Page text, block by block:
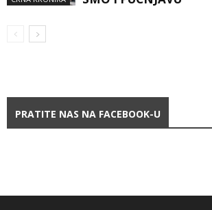
PRATITE NAS NA FACEBOOK-U